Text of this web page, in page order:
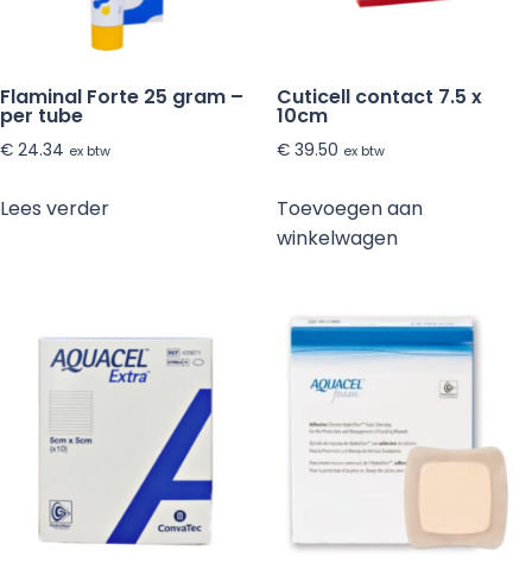
Flaminal Forte 25 gram –
per tube
€ 24.34 ex btw
Lees verder
Cuticell contact 7.5 x
10cm
€39.50 ex btw
Toevoegen aan
winkelwagen